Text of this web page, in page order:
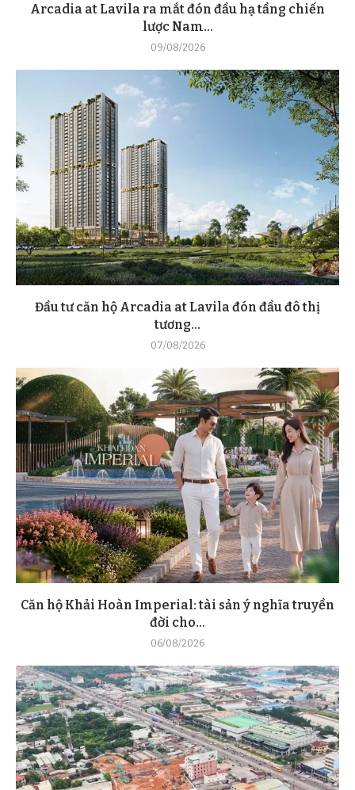
Arcadia at Lavila ra mắt đón đầu hạ tầng chiến
lược Nam...
09/08/2026
Đầu tư căn hộ Arcadia at Lavila đón đầu đô thị
tương...
07/08/2026
Căn hộ Khải Hoàn Imperial: tài sản ý nghĩa truyền
đời cho...
06/08/2026